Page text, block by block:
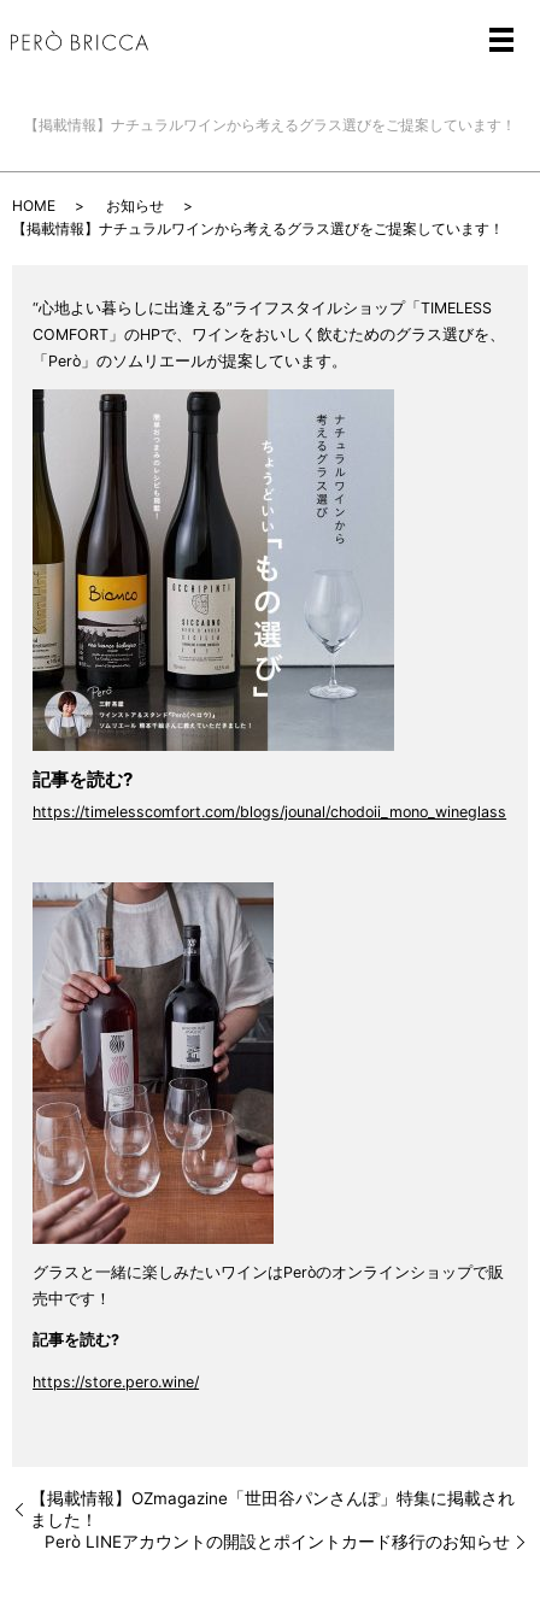
メ
【掲載情報】ナチュラルワインから考えるグラス選びをご提案しています！
HOME
お知らせ
【掲載情報】ナチュラルワインから考えるグラス選びをご提案しています！
“心地よい暮らしに出逢える”ライフスタイルショップ「TIMELESS
COMFORT」のHPで、ワインをおいしく飲むためのグラス選びを、
「Però」のソムリエールが提案しています。
記事を読む?
https://timelesscomfort.com/blogs/jounal/chodoii_mono_wineglass
グラスと一緒に楽しみたいワインはPeròのオンラインショップで販
売中です！
記事を読む?
https://store.pero.wine/
【掲載情報】OZmagazine「世田谷パンさんぽ」特集に掲載され
ました！
Però LINEアカウントの開設とポイントカード移行のお知らせ